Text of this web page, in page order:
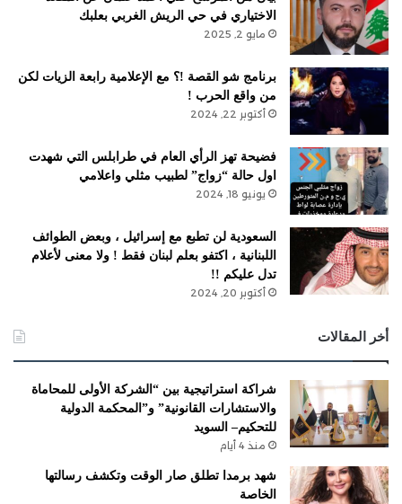
الاختياري في حي الريش الغربي بعلبك
مايو 2, 2025
برنامج شو القصة !؟ مع الإعلامية رابعة الزيات لكن
من واقع الحرب !
أكتوبر 22, 2024
فضيحة تهز الرأي العام في طرابلس التي شهدت
اول حالة “زواج” لطبيب مثلي واعلامي
يونيو 18, 2024
السعودية لن تطبع مع إسرائيل ، وبعض الطوائف
اللبنانية ، اكتفو بعلم لبنان فقط ! ولا معنى لأعلام
تدل عليكم !!
أكتوبر 20, 2024
أخر المقالات
شراكة استراتيجية بين “الشركة الأولى للمحاماة
والاستشارات القانونية” و”المحكمة الدولية
للتحكيم– السويد
منذ 4 أيام
شهد برمدا تطلق صار الوقت وتكشف رسالتها
الخاصة